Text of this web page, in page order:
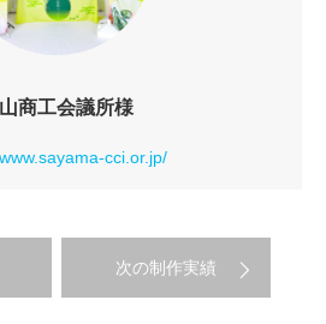
商工会議所様
cci.or.jp/
次の制作実績